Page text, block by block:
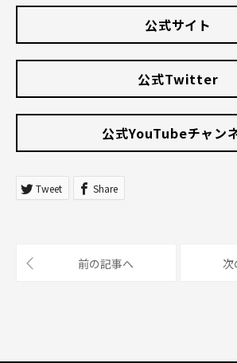
公式サイト
公式Twitter
公式YouTubeチャン
Tweet Share
前の記事へ 次